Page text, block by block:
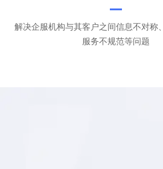
解决企服机构与其客户之间信息不对称
服务不规范等问题